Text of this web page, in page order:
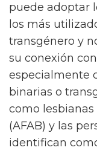
puede adoptar
los más
transgénero y
su conexión
especialmente
binarias o
como
(AFAB) y las
identifican